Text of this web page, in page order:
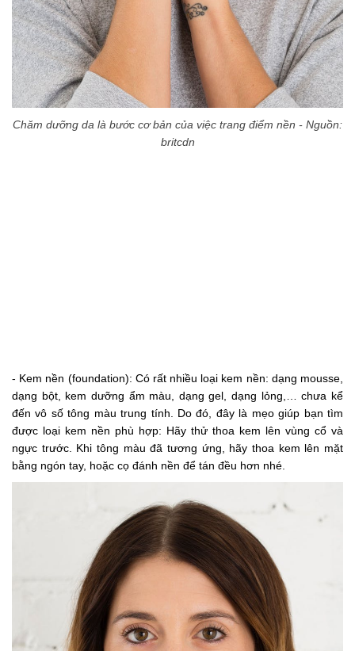
Chăm dưỡng da là bước cơ bản của việc trang điểm nền - Nguồn:
britcdn
- Kem nền (foundation): Có rất nhiều loại kem nền: dạng mousse,
dạng bột, kem dưỡng ẩm màu, dạng gel, dạng lỏng,… chưa kể
đến vô số tông màu trung tính. Do đó, đây là mẹo giúp bạn tìm
được loại kem nền phù hợp: Hãy thử thoa kem lên vùng cổ và
ngực trước. Khi tông màu đã tương ứng, hãy thoa kem lên mặt
bằng ngón tay, hoặc cọ đánh nền để tán đều hơn nhé.